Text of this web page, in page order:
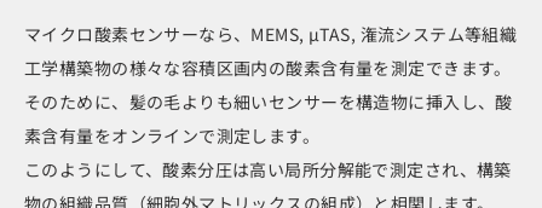
マイクロ酸素センサーなら、MEMS, μTAS, 潅流システム等組織
工学構築物の様々な容積区画内の酸素含有量を測定できます。
そのために、髪の毛よりも細いセンサーを構造物に挿入し、酸
素含有量をオンラインで測定します。
このようにして、酸素分圧は高い局所分解能で測定され、構築
物の組織品質（細胞外マトリックスの組成）と相関します。